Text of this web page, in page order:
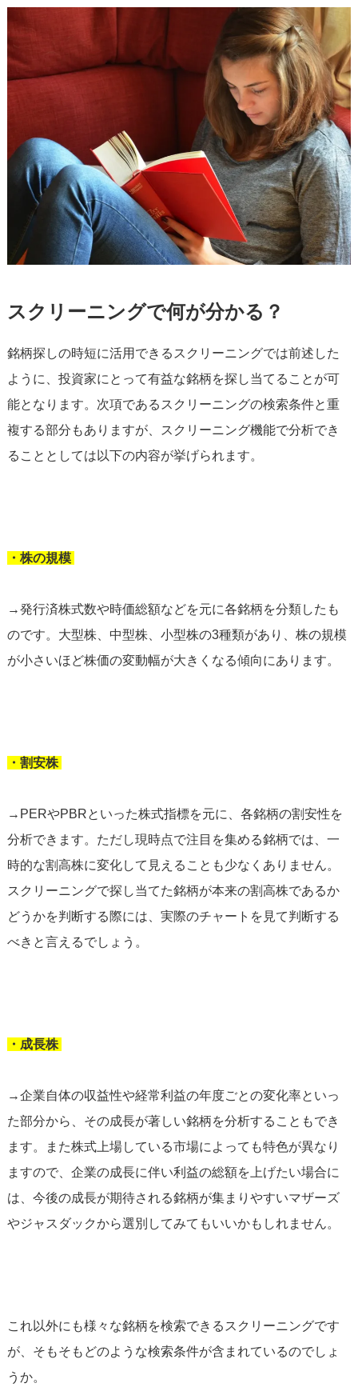
スクリーニングで何が分かる？
銘柄探しの時短に活用できるスクリーニングでは前述した
ように、投資家にとって有益な銘柄を探し当てることが可
能となります。次項であるスクリーニングの検索条件と重
複する部分もありますが、スクリーニング機能で分析でき
ることとしては以下の内容が挙げられます。
・株の規模
→発行済株式数や時価総額などを元に各銘柄を分類したも
のです。大型株、中型株、小型株の3種類があり、株の規模
が小さいほど株価の変動幅が大きくなる傾向にあります。
・割安株
→PERやPBRといった株式指標を元に、各銘柄の割安性を
分析できます。ただし現時点で注目を集める銘柄では、一
時的な割高株に変化して見えることも少なくありません。
スクリーニングで探し当てた銘柄が本来の割高株であるか
どうかを判断する際には、実際のチャートを見て判断する
べきと言えるでしょう。
・成長株
→企業自体の収益性や経常利益の年度ごとの変化率といっ
た部分から、その成長が著しい銘柄を分析することもでき
ます。また株式上場している市場によっても特色が異なり
ますので、企業の成長に伴い利益の総額を上げたい場合に
は、今後の成長が期待される銘柄が集まりやすいマザーズ
やジャスダックから選別してみてもいいかもしれません。
これ以外にも様々な銘柄を検索できるスクリーニングです
が、そもそもどのような検索条件が含まれているのでしょ
うか。